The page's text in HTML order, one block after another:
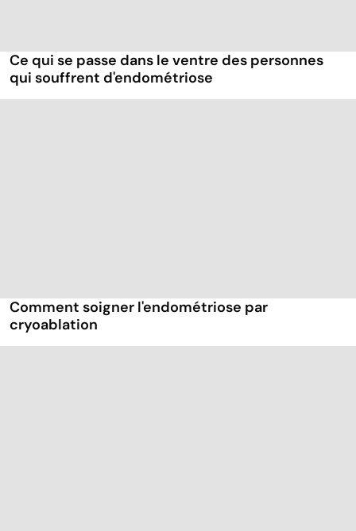
Ce qui se passe dans le ventre des personnes
qui souffrent d'endométriose
Comment soigner l'endométriose par
cryoablation